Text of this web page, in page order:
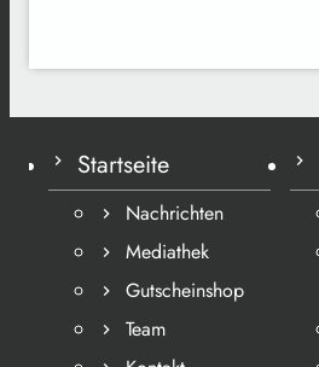
Startseite
Nachrichten
Mediathek
Gutscheinshop
Team